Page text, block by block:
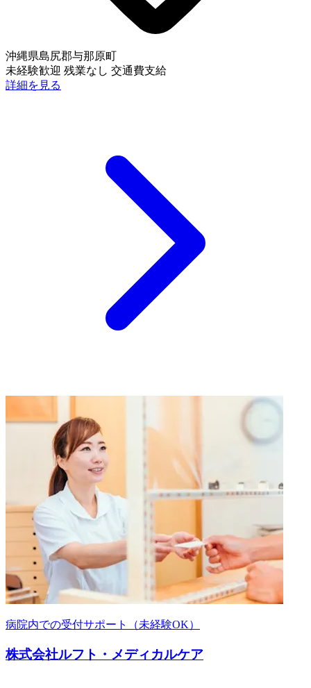
沖縄県島尻郡与那原町
未経験歓迎 残業なし 交通費支給
詳細を見る
病院内での受付サポート（未経験OK）
株式会社ルフト・メディカルケア